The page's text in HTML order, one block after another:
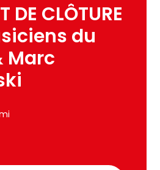
DE CLÔTURE
du
Marc